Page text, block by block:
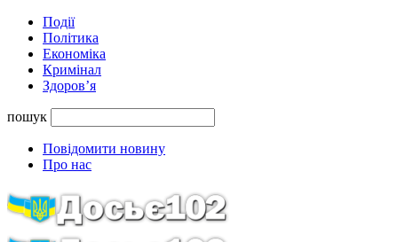
Події
Політика
Економіка
Кримінал
Здоров’я
пошук
Повідомити новину
Про нас